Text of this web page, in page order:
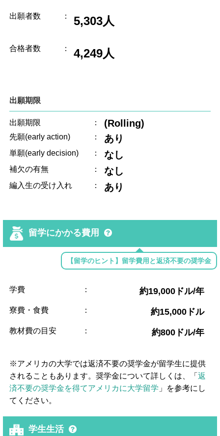
出願者数 ： 5,303人
合格者数 ： 4,249人
出願期限
出願期限 ： (Rolling)
先願(early action) ： あり
単願(early decision) ： なし
補欠の有無 ： なし
編入生の受け入れ ： あり
留学にかかる費用
【留学のヒント】留学費用と返済不要の奨学金
学費 ： 約19,000ドル/年
寮費・食費 ： 約15,000ドル
教材費の目安 ： 約800ドル/年
※アメリカの大学では返済不要の奨学金が留学生に提供
されることもあります。奨学金について詳しくは、「返
済不要の奨学金を得てアメリカに大学留学 」を参考にし
てください。
学生生活